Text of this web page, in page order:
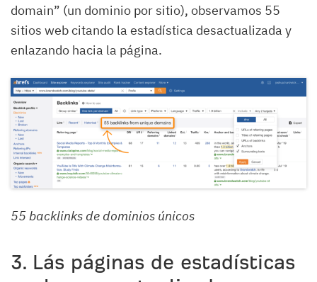
domain” (un dominio por sitio), observamos 55
sitios web citando la estadística desactualizada y
enlazando hacia la página.
55 backlinks de dominios únicos
3. Lás páginas de estadísticas